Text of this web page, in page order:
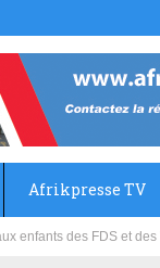
Afrikpresse TV